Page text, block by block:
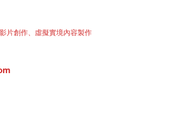
片創作、虛擬實境內容製作